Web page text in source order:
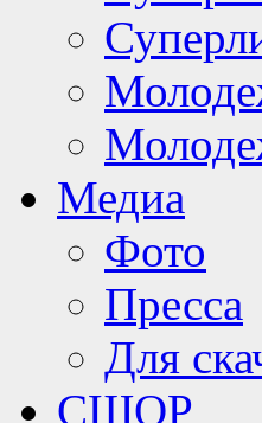
Медиа
Фото
Пресса
Для
СШОР